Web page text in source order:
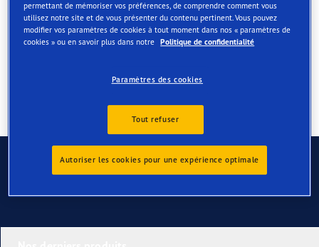
Contact Services
Contactez-nous
permettant de mémoriser vos préférences, de comprendre comment vous
utilisez notre site et de vous présenter du contenu pertinent. Vous pouvez
modifier vos paramètres de cookies à tout moment dans nos « paramètres de
cookies » ou en savoir plus dans notre Politique de confidentialité
Paramètres des cookies
Tout refuser
Autoriser les cookies pour une expérience optimale